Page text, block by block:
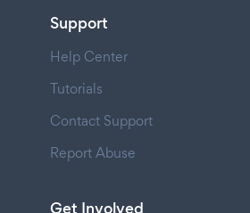
Support
Help Center
Tutorials
Contact Support
Report Abuse
Get Involved